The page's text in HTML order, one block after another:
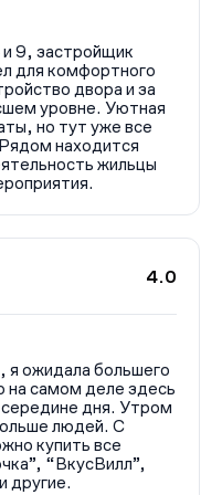
до
2025 года
№17 и фазы №18. В
от 21 до 110 кв. м.,
мастер-спальнями,
противоположные
Ближнее» можно
с отделкой
Smart+).
метро
купить здесь
расположение
масштабный, одни
от метро, а от
20 минут, а
удобнее доехать
и 9, застройщик
для комфортного
двора и за
уровне. Уютная
но тут уже все
находится
жильцы
4.0
я ожидала большего
на самом деле здесь
середине дня. Утром
людей. С
купить все
“ВкусВилл”,
другие.